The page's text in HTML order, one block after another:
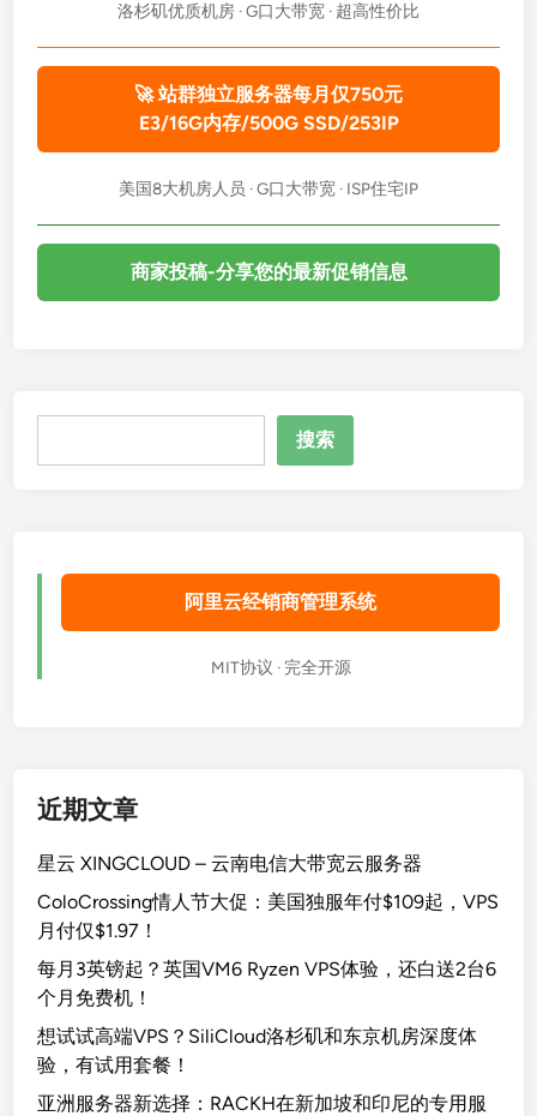
洛杉矶优质机房 · G口大带宽 · 超高性价比
🚀 站群独立服务器每月仅750元
E3/16G内存/500G SSD/253IP
美国8大机房人员 · G口大带宽 · ISP住宅IP
商家投稿-分享您的最新促销信息
搜索
阿里云经销商管理系统
MIT协议 · 完全开源
近期文章
星云 XINGCLOUD – 云南电信大带宽云服务器
ColoCrossing情人节大促：美国独服年付$109起，VPS
月付仅$1.97！
每月3英镑起？英国VM6 Ryzen VPS体验，还白送2台6
个月免费机！
想试试高端VPS？SiliCloud洛杉矶和东京机房深度体
验，有试用套餐！
亚洲服务器新选择：RACKH在新加坡和印尼的专用服